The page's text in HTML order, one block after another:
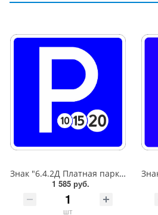
Знак "6.4.2Д Платная парковка для автотранспорта»,B=600,Тип А Коммерческая (3 года),металл 0.8 мм
1 585 руб.
шт